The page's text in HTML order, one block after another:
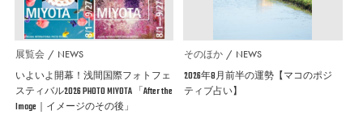
展覧会 NEWS
いよいよ開幕！浅間国際フォトフェ
スティバル2026 PHOTO MIYOTA 「After the
Image｜イメージのその後」
そのほか NEWS
2026年8月前半の運勢【マコのポジ
ティブ占い】